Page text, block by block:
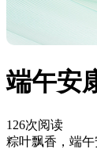
端午安
126次阅读
粽叶飘香，端